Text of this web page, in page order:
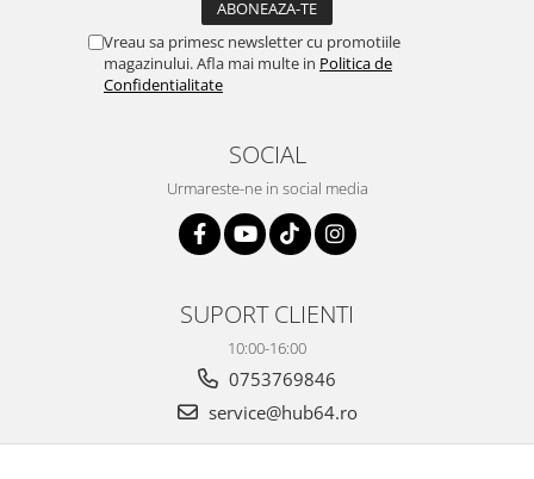
Vreau sa primesc newsletter cu promotiile
magazinului. Afla mai multe in Politica de
Confidentialitate
SOCIAL
Urmareste-ne in social media
SUPORT CLIENTI
10:00-16:00
0753769846
service@hub64.ro